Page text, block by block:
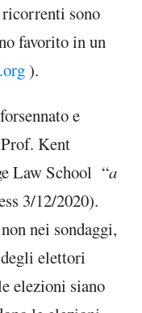
sono
favorito in un
).
e
Kent
Law School “a
3/12/2020).
nei sondaggi,
elettori
elezioni siano